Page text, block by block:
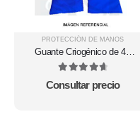
PROTECCIÓN DE MANOS
Guante Criogénico de 48
cm
4.75 out of 5
Consultar precio